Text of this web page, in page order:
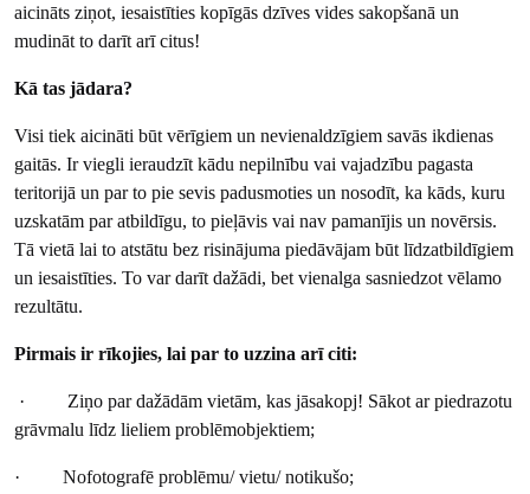
aicināts ziņot, iesaistīties kopīgās dzīves vides sakopšanā un
mudināt to darīt arī citus!
Kā tas jādara?
Visi tiek aicināti būt vērīgiem un nevienaldzīgiem savās ikdienas
gaitās. Ir viegli ieraudzīt kādu nepilnību vai vajadzību pagasta
teritorijā un par to pie sevis padusmoties un nosodīt, ka kāds, kuru
uzskatām par atbildīgu, to pieļāvis vai nav pamanījis un novērsis.
Tā vietā lai to atstātu bez risinājuma piedāvājam būt līdzatbildīgiem
un iesaistīties. To var darīt dažādi, bet vienalga sasniedzot vēlamo
rezultātu.
Pirmais ir rīkojies, lai par to uzzina arī citi:
· Ziņo par dažādām vietām, kas jāsakopj! Sākot ar piedrazotu
grāvmalu līdz lieliem problēmobjektiem;
· Nofotografē problēmu/ vietu/ notikušo;